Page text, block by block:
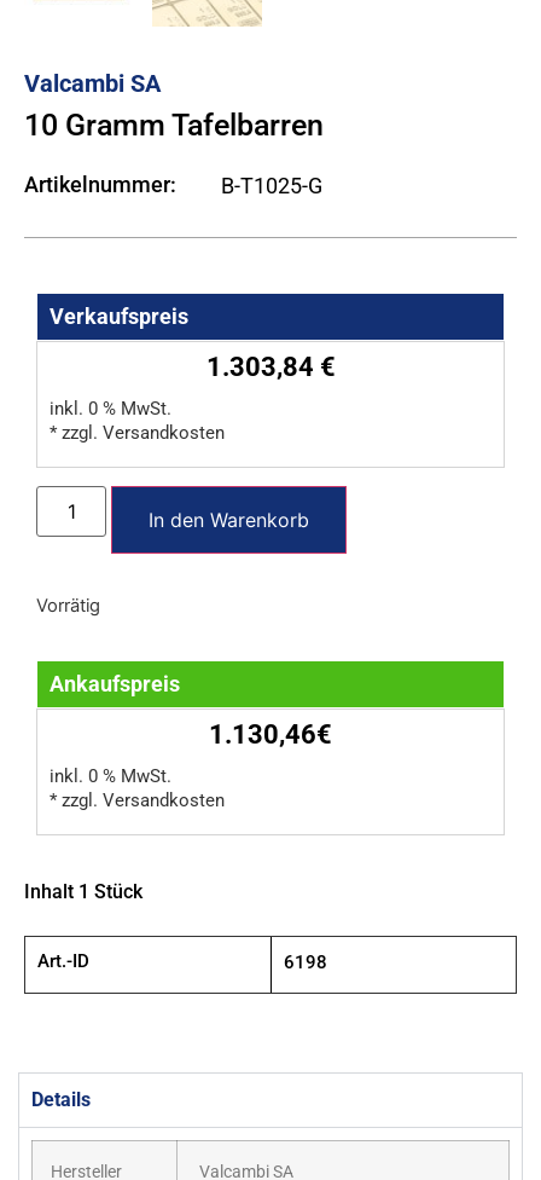
Valcambi SA
10 Gramm Tafelbarren
Artikelnummer: B-T1025-G
Verkaufspreis
1.303,84 €
inkl. 0 % MwSt.
* zzgl. Versandkosten
Vorrätig
In den Warenkorb
Ankaufspreis
1.130,46€
inkl. 0 % MwSt.
* zzgl. Versandkosten
Inhalt 1 Stück
Art.-ID 6198
Details
Hersteller Valcambi SA